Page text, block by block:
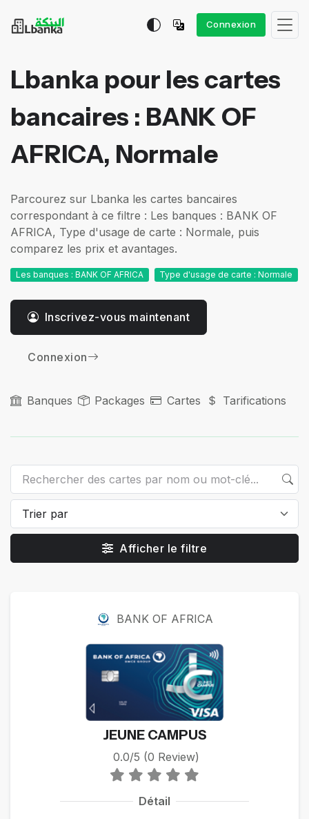
Connexion
Lbanka pour les cartes
bancaires : BANK OF
AFRICA, Normale
Parcourez sur Lbanka les cartes bancaires
correspondant à ce filtre : Les banques : BANK OF
AFRICA, Type d'usage de carte : Normale, puis
comparez les prix et avantages.
Les banques : BANK OF AFRICA Type d'usage de carte : Normale
Inscrivez-vous maintenant
Connexion
Banques Packages Cartes Tarifications
Afficher le filtre
BANK OF AFRICA
JEUNE CAMPUS
0.0/5 (0 Review)
Détail